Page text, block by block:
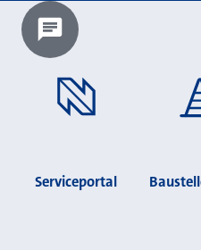
Chatbot laden?
Serviceportal